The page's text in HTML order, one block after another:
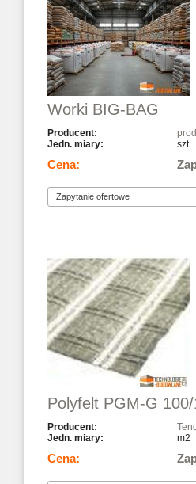
Worki BIG-BAG
szt.
Polyfelt PGM-G
m2